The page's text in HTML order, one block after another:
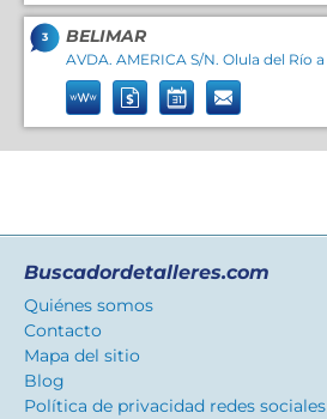
3 BELIMAR
AVDA. AMERICA S/N. Olula del Río a
Buscadordetalleres.com
Quiénes somos
Contacto
Mapa del sitio
Blog
Política de privacidad redes sociales